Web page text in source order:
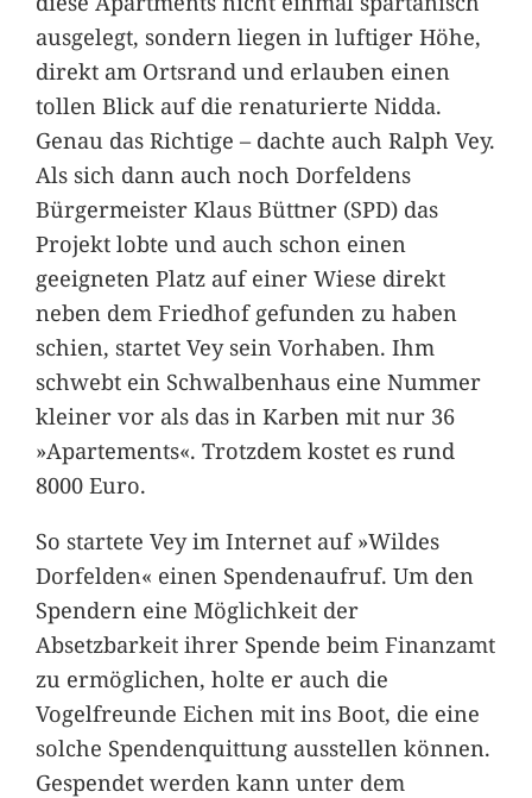
ausgelegt, sondern liegen in luftiger Höhe,
direkt am Ortsrand und erlauben einen
tollen Blick auf die renaturierte Nidda.
Genau das Richtige – dachte auch Ralph Vey.
Als sich dann auch noch Dorfeldens
Bürgermeister Klaus Büttner (SPD) das
Projekt lobte und auch schon einen
geeigneten Platz auf einer Wiese direkt
neben dem Friedhof gefunden zu haben
schien, startet Vey sein Vorhaben. Ihm
schwebt ein Schwalbenhaus eine Nummer
kleiner vor als das in Karben mit nur 36
»Apartements«. Trotzdem kostet es rund
8000 Euro.
So startete Vey im Internet auf »Wildes
Dorfelden« einen Spendenaufruf. Um den
Spendern eine Möglichkeit der
Absetzbarkeit ihrer Spende beim Finanzamt
zu ermöglichen, holte er auch die
Vogelfreunde Eichen mit ins Boot, die eine
solche Spendenquittung ausstellen können.
Gespendet werden kann unter dem